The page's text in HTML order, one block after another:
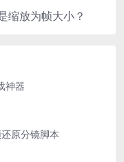
缩放为帧大小？
神器
原分镜脚本